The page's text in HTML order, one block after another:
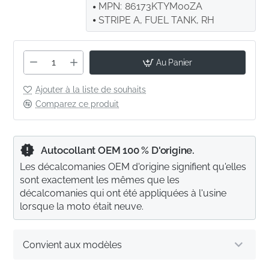
MPN: 86173KTYM00ZA
STRIPE A, FUEL TANK, RH
Au Panier
Ajouter à la liste de souhaits
Comparez ce produit
Convient aux modèles
Autocollant OEM 100 % D'origine.
Les décalcomanies OEM d'origine signifient qu'elles
sont exactement les mêmes que les
décalcomanies qui ont été appliquées à l'usine
lorsque la moto était neuve.